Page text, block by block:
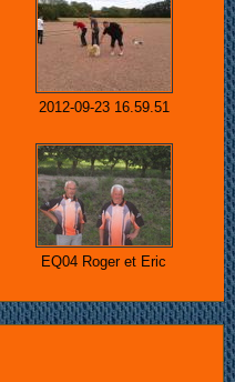
2012-09-23 16.59.51
EQ04 Roger et Eric